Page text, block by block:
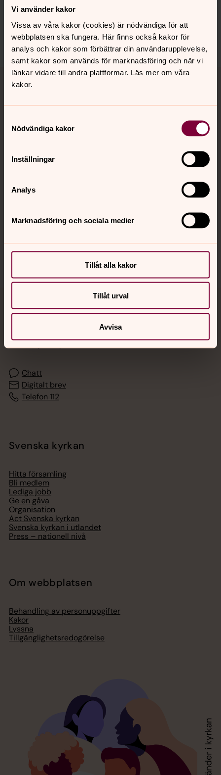
Vi använder kakor
Vissa av våra kakor (cookies) är nödvändiga för att
webbplatsen ska fungera. Här finns också kakor för
analys och kakor som förbättrar din användarupplevelse,
samt kakor som används för marknadsföring och när vi
länkar vidare till andra plattformar. Läs mer om våra
kakor.
Nödvändiga kakor
Inställningar
Analys
Marknadsföring och sociala medier
Tillåt alla kakor
Tillåt urval
Avvisa
innehåll?
norra.oland.pastorat@svenskakyrkan.se
Dela
Tillbaka till toppen
Tillbaka till innehållet
Kalender
Hitta snabbt
Jourhavande präst
Akut samtals- och krisstöd. Prata eller chatta anonymt
med en präst på kvällar och nätter.
Chatt
Digitalt brev
Telefon 112
Svenska kyrkan
Hitta församling
Bli medlem
Lediga jobb
Ge en gåva
Organisation
Act Svenska kyrkan
Svenska kyrkan i utlandet
Press – nationell nivå
Om webbplatsen
Behandling av personuppgifter
Kakor
Lyssna
Tillgänglighetsredogörelse